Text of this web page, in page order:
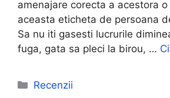
amenajare corecta a acestora
aceasta eticheta de persoana
Sa nu iti gasesti lucrurile
fuga, gata sa pleci la birou, …
Categorii
Recenzii